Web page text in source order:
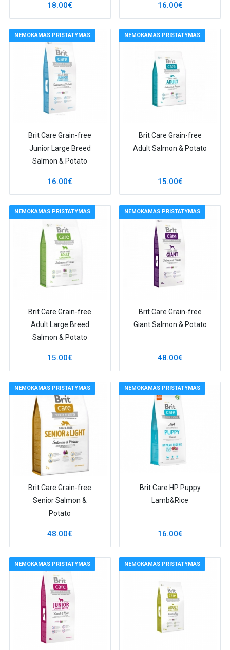
18.00€ 16.00€
NEMOKAMAS PRISTATYMAS
Brit Care Grain-free
Junior Large Breed
Salmon & Potato
16.00€
NEMOKAMAS PRISTATYMAS
Brit Care Grain-free
Adult Salmon & Potato
15.00€
NEMOKAMAS PRISTATYMAS
Brit Care Grain-free
Adult Large Breed
Salmon & Potato
15.00€
NEMOKAMAS PRISTATYMAS
Brit Care Grain-free
Giant Salmon & Potato
48.00€
NEMOKAMAS PRISTATYMAS
Brit Care Grain-free
Senior Salmon &
Potato
48.00€
NEMOKAMAS PRISTATYMAS
Brit Care HP Puppy
Lamb&Rice
16.00€
NEMOKAMAS PRISTATYMAS NEMOKAMAS PRISTATYMAS